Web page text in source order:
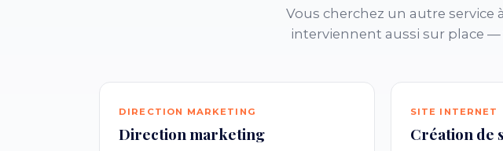
Vous cherchez un autre service
interviennent aussi sur place
DIRECTION MARKETING
Direction marketing
SITE INTERNET
Création de